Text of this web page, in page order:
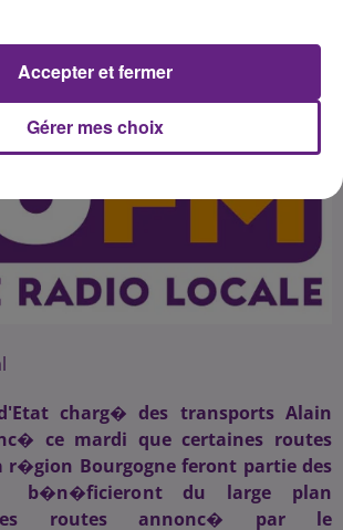
charg� des transports Alain
ce mardi que certaines routes
r�gion Bourgogne feront partie des
b�n�ficieront du large plan
routes annonc� par le
Gérer mes choix
Accepter et fermer